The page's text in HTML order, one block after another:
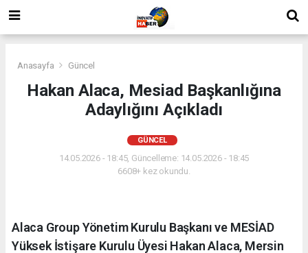
Anasayfa Güncel
Hakan Alaca, Mesiad Başkanlığına
Adaylığını Açıkladı
GÜNCEL
14.05.2026 - 18:45, Güncelleme: 14.05.2026 - 18:45
6608+ kez okundu.
Alaca Group Yönetim Kurulu Başkanı ve MESİAD
Yüksek İstişare Kurulu Üyesi Hakan Alaca, Mersin